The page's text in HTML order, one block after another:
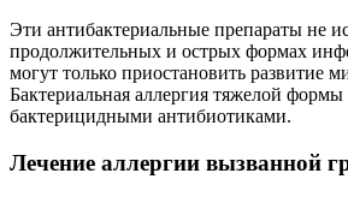
Эти антибактериальные препараты не
продолжительных и острых формах
могут только приостановить развитие
Бактериальная аллергия тяжелой формы
бактерицидными антибиотиками.
Лечение аллергии вызванной